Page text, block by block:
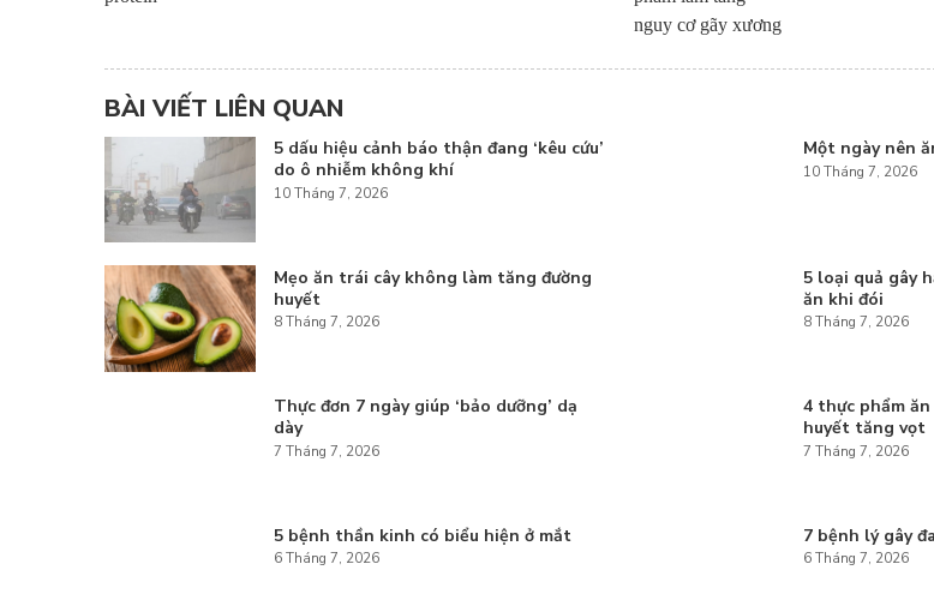
BÀI VIẾT LIÊN QUAN
5 dấu hiệu cảnh báo thận đang ‘kêu cứu’
do ô nhiễm không khí
10 Tháng 7, 2026
Một ngày nên
10 Tháng 7, 2026
Mẹo ăn trái cây không làm tăng đường
huyết
8 Tháng 7, 2026
5 loại quả gây
ăn khi đói
8 Tháng 7, 2026
Thực đơn 7 ngày giúp ‘bảo dưỡng’ dạ
dày
7 Tháng 7, 2026
4 thực phẩm
huyết tăng vọt
7 Tháng 7, 2026
5 bệnh thần kinh có biểu hiện ở mắt
6 Tháng 7, 2026
7 bệnh lý gây
6 Tháng 7, 2026